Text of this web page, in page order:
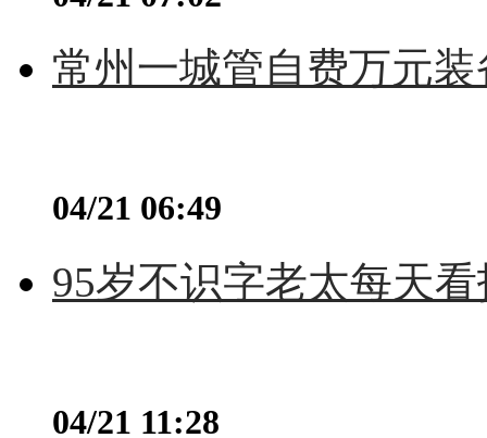
常州一城管自费万元
04/21 06:49
95岁不识字老太每天
04/21 11:28